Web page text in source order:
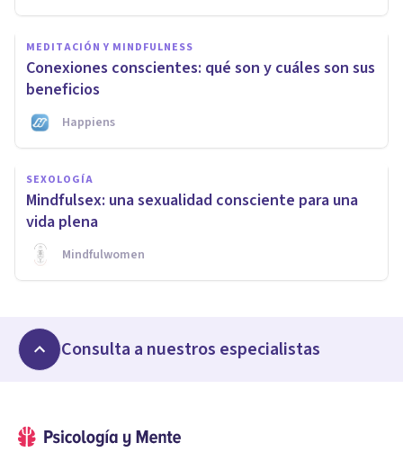
MEDITACIÓN Y MINDFULNESS
Conexiones conscientes: qué son y cuáles son sus
beneficios
Happiens
SEXOLOGÍA
Mindfulsex: una sexualidad consciente para una
vida plena
Mindfulwomen
Consulta a nuestros especialistas